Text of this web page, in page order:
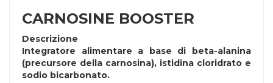
CARNOSINE BOOSTER
Descrizione
Integratore alimentare a base di beta-alanina
(precursore della carnosina), istidina cloridrato e
sodio bicarbonato.